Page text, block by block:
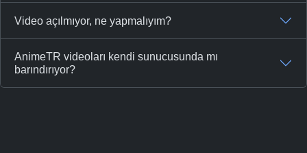
Video açılmıyor, ne yapmalıyım?
AnimeTR videoları kendi sunucusunda mı
barındırıyor?